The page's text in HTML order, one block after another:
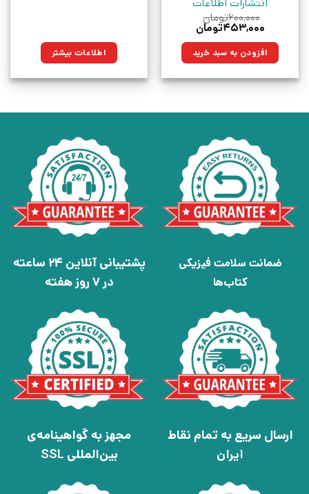
انتشارات اطلاعات
۶۰۰,۰۰۰تومان
قیمت
۶۰۰,۰۰۰تومان
بود.
۴۵۳,۰۰۰تومان
۴۵۳,۰۰۰تومان.افزودن به سبد خرید اطلاعات بیشتر
ضمانت سلامت فیزیکی
کتاب‌ها
پشتیبانی آنلاین 24 ساعته
در 7 روز هفته
ارسال سریع به تمام نقاط
ایران
مجهز به گواهینامه‌ی
بین‌المللی SSL